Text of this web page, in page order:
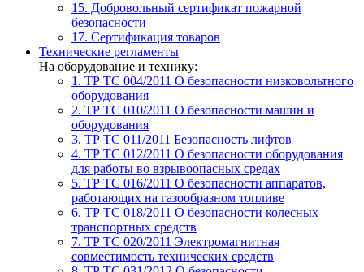
15. Добровольный сертификат пожарной
безопасности
17. Сертификация товаров
Технические регламенты
На оборудование и технику:
1. ТР ТС 004/2011 О безопасности низковольтного
оборудования
2. ТР ТС 010/2011 О безопасности машин и
оборудования
3. ТР ТС 011/2011 Безопасность лифтов
4. ТР ТС 012/2011 О безопасности оборудования
для работы во взрывоопасных средах
5. ТР ТС 016/2011 О безопасности аппаратов,
работающих на газообразном топливе
6. ТР ТС 018/2011 О безопасности колесных
транспортных средств
7. TР ТС 020/2011 Электромагнитная
совместимость технических средств